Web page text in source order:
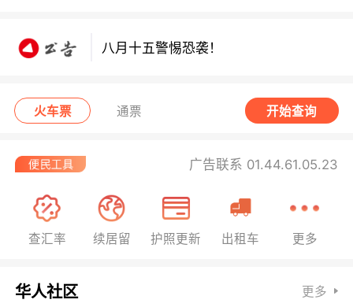
八月十五警惕恐袭！
火车票 通票 开始查询
广告联系 01.44.61.05.23
查汇率 续居留 护照更新 出租车 更多
华人社区 更多